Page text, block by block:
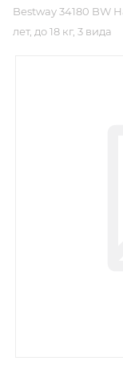
Bestway 34180 BW
лет, до 18 кг, 3 вида